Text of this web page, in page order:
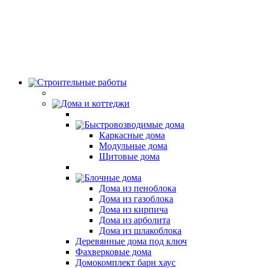
Строительные работы
Дома и коттеджи
Быстровозводимые дома
Каркасные дома
Модульные дома
Щитовые дома
Блочные дома
Дома из пеноблока
Дома из газоблока
Дома из кирпича
Дома из арболита
Дома из шлакоблока
Деревянные дома под ключ
Фахверковые дома
Домокомплект барн хаус